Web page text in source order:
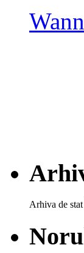
Arhiva de stat